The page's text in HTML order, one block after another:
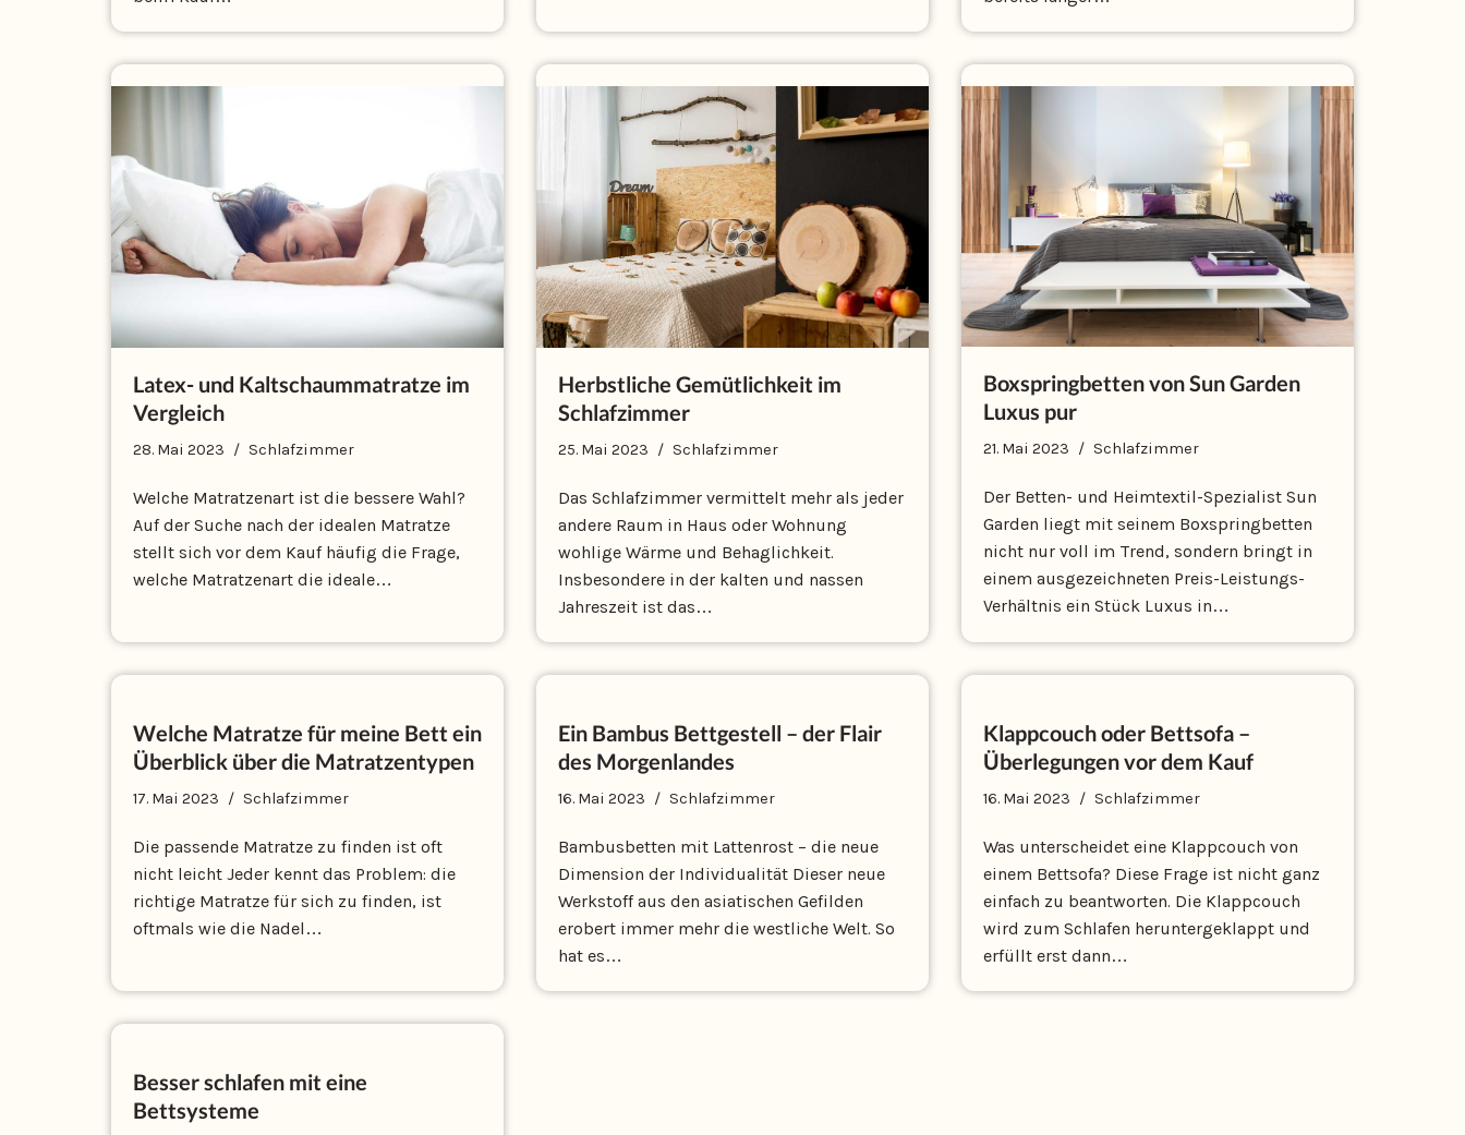
Latex- und Kaltschaummatratze im
Vergleich
28. Mai 2023 Schlafzimmer
Welche Matratzenart ist die bessere Wahl?
Auf der Suche nach der idealen Matratze
stellt sich vor dem Kauf häufig die Frage,
welche Matratzenart die ideale…
Herbstliche Gemütlichkeit im
Schlafzimmer
25. Mai 2023 Schlafzimmer
Das Schlafzimmer vermittelt mehr als jeder
andere Raum in Haus oder Wohnung
wohlige Wärme und Behaglichkeit.
Insbesondere in der kalten und nassen
Jahreszeit ist das…
Boxspringbetten von Sun Garden
Luxus pur
21. Mai 2023 Schlafzimmer
Der Betten- und Heimtextil-Spezialist Sun
Garden liegt mit seinem Boxspringbetten
nicht nur voll im Trend, sondern bringt in
einem ausgezeichneten Preis-Leistungs-
Verhältnis ein Stück Luxus in…
Welche Matratze für meine Bett ein
Überblick über die Matratzentypen
17. Mai 2023 Schlafzimmer
Die passende Matratze zu finden ist oft
nicht leicht Jeder kennt das Problem: die
richtige Matratze für sich zu finden, ist
oftmals wie die Nadel…
Ein Bambus Bettgestell – der Flair
des Morgenlandes
16. Mai 2023 Schlafzimmer
Bambusbetten mit Lattenrost – die neue
Dimension der Individualität Dieser neue
Werkstoff aus den asiatischen Gefilden
erobert immer mehr die westliche Welt. So
hat es…
Klappcouch oder Bettsofa –
Überlegungen vor dem Kauf
16. Mai 2023 Schlafzimmer
Was unterscheidet eine Klappcouch von
einem Bettsofa? Diese Frage ist nicht ganz
einfach zu beantworten. Die Klappcouch
wird zum Schlafen heruntergeklappt und
erfüllt erst dann…
Besser schlafen mit eine
Bettsysteme